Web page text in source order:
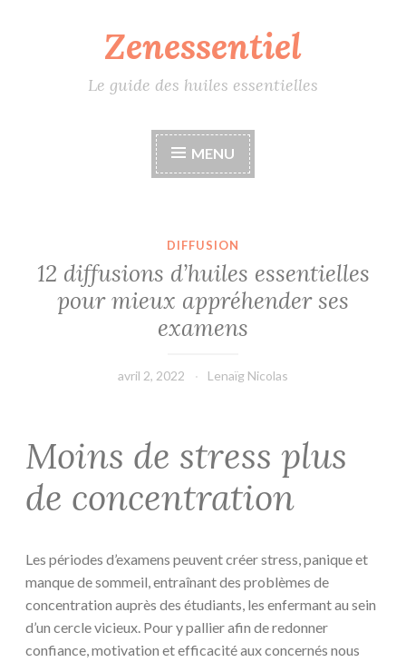
Zenessentiel
Le guide des huiles essentielles
MENU
DIFFUSION
12 diffusions d’huiles essentielles
pour mieux appréhender ses
examens
avril 2, 2022 Lenaïg Nicolas
Moins de stress plus
de concentration
Les périodes d’examens peuvent créer stress, panique et
manque de sommeil, entraînant des problèmes de
concentration auprès des étudiants, les enfermant au sein
d’un cercle vicieux. Pour y pallier afin de redonner
confiance, motivation et efficacité aux concernés nous